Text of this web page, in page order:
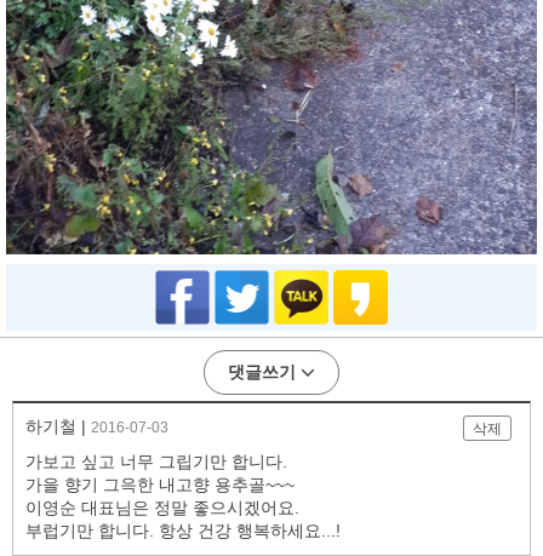
댓글쓰기
하기철 | 2016-07-03 삭제
가보고 싶고 너무 그립기만 합니다.
가을 향기 그윽한 내고향 용추골~~~
이영순 대표님은 정말 좋으시겠어요.
부럽기만 합니다. 항상 건강 행복하세요...!